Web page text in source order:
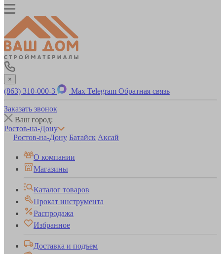
×
(863) 310-000-3 Max Telegram Обратная связь
Заказать звонок
Ваш город:
Ростов-на-Дону
Ростов-на-Дону Батайск Аксай
О компании
Магазины
Каталог товаров
Прокат инструмента
Распродажа
Избранное
Доставка и подъем